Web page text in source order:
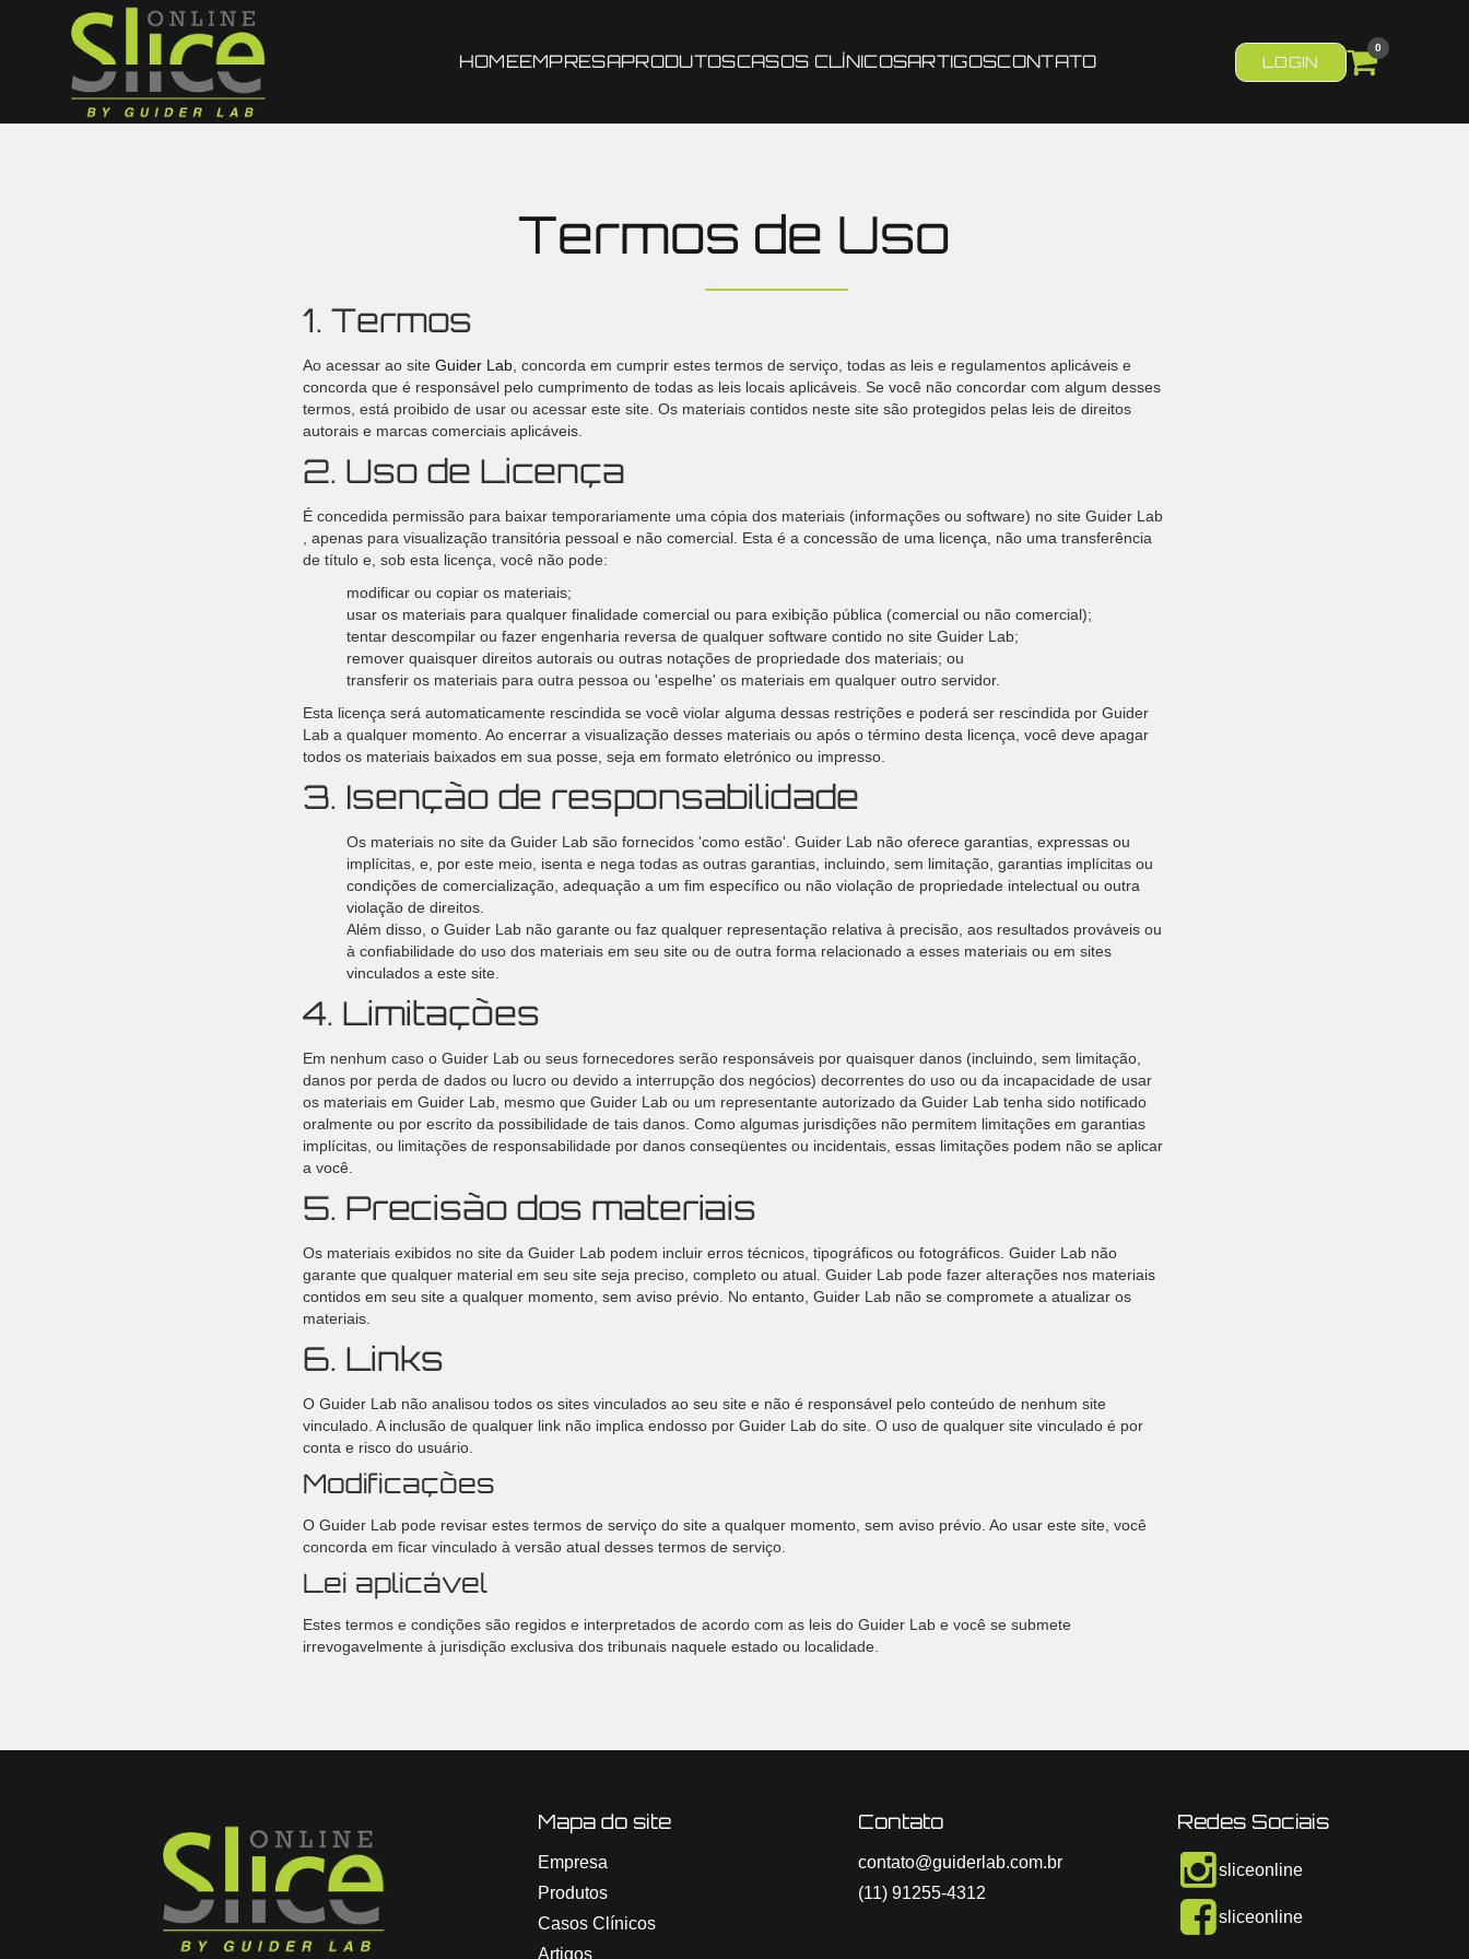
HOME(PÁGINA ATUAL)
EMPRESAPRODUTOSCASOS CLÍNICOSARTIGOSCONTATO LOGIN
0
Termos de Uso
1. Termos
Ao acessar ao site Guider Lab , concorda em cumprir estes termos de serviço, todas as leis e regulamentos aplicáveis ​​e
concorda que é responsável pelo cumprimento de todas as leis locais aplicáveis. Se você não concordar com algum desses
termos, está proibido de usar ou acessar este site. Os materiais contidos neste site são protegidos pelas leis de direitos
autorais e marcas comerciais aplicáveis.
2. Uso de Licença
É concedida permissão para baixar temporariamente uma cópia dos materiais (informações ou software) no site Guider Lab
, apenas para visualização transitória pessoal e não comercial. Esta é a concessão de uma licença, não uma transferência
de título e, sob esta licença, você não pode:
modificar ou copiar os materiais;
usar os materiais para qualquer finalidade comercial ou para exibição pública (comercial ou não comercial);
tentar descompilar ou fazer engenharia reversa de qualquer software contido no site Guider Lab;
remover quaisquer direitos autorais ou outras notações de propriedade dos materiais; ou
transferir os materiais para outra pessoa ou 'espelhe' os materiais em qualquer outro servidor.
Esta licença será automaticamente rescindida se você violar alguma dessas restrições e poderá ser rescindida por Guider
Lab a qualquer momento. Ao encerrar a visualização desses materiais ou após o término desta licença, você deve apagar
todos os materiais baixados em sua posse, seja em formato eletrónico ou impresso.
3. Isenção de responsabilidade
Os materiais no site da Guider Lab são fornecidos 'como estão'. Guider Lab não oferece garantias, expressas ou
implícitas, e, por este meio, isenta e nega todas as outras garantias, incluindo, sem limitação, garantias implícitas ou
condições de comercialização, adequação a um fim específico ou não violação de propriedade intelectual ou outra
violação de direitos.
Além disso, o Guider Lab não garante ou faz qualquer representação relativa à precisão, aos resultados prováveis ​​ou
à confiabilidade do uso dos materiais em seu site ou de outra forma relacionado a esses materiais ou em sites
vinculados a este site.
4. Limitações
Em nenhum caso o Guider Lab ou seus fornecedores serão responsáveis ​​por quaisquer danos (incluindo, sem limitação,
danos por perda de dados ou lucro ou devido a interrupção dos negócios) decorrentes do uso ou da incapacidade de usar
os materiais em Guider Lab, mesmo que Guider Lab ou um representante autorizado da Guider Lab tenha sido notificado
oralmente ou por escrito da possibilidade de tais danos. Como algumas jurisdições não permitem limitações em garantias
implícitas, ou limitações de responsabilidade por danos conseqüentes ou incidentais, essas limitações podem não se aplicar
a você.
5. Precisão dos materiais
Os materiais exibidos no site da Guider Lab podem incluir erros técnicos, tipográficos ou fotográficos. Guider Lab não
garante que qualquer material em seu site seja preciso, completo ou atual. Guider Lab pode fazer alterações nos materiais
contidos em seu site a qualquer momento, sem aviso prévio. No entanto, Guider Lab não se compromete a atualizar os
materiais.
6. Links
O Guider Lab não analisou todos os sites vinculados ao seu site e não é responsável pelo conteúdo de nenhum site
vinculado. A inclusão de qualquer link não implica endosso por Guider Lab do site. O uso de qualquer site vinculado é por
conta e risco do usuário.
Modificações
O Guider Lab pode revisar estes termos de serviço do site a qualquer momento, sem aviso prévio. Ao usar este site, você
concorda em ficar vinculado à versão atual desses termos de serviço.
Lei aplicável
Estes termos e condições são regidos e interpretados de acordo com as leis do Guider Lab e você se submete
irrevogavelmente à jurisdição exclusiva dos tribunais naquele estado ou localidade.
Mapa do site
Empresa
Produtos
Casos Clínicos
Artigos
Contato
contato@guiderlab.com.br
(11) 91255-4312
Redes Sociais
sliceonline
sliceonline